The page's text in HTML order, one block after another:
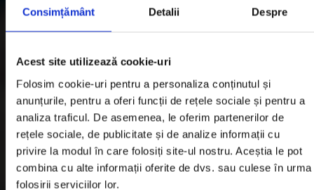
Consimțământ Detalii Despre
Acest site utilizează cookie-uri
Folosim cookie-uri pentru a personaliza conținutul și
anunțurile, pentru a oferi funcții de rețele sociale și pentru a
analiza traficul. De asemenea, le oferim partenerilor de
rețele sociale, de publicitate și de analize informații cu
privire la modul în care folosiți site-ul nostru. Aceștia le pot
combina cu alte informații oferite de dvs. sau culese în urma
folosirii serviciilor lor.
DISTANTIERE
Informatii utile
Informatii Livrare
Garantie si Retur
Formular Retur